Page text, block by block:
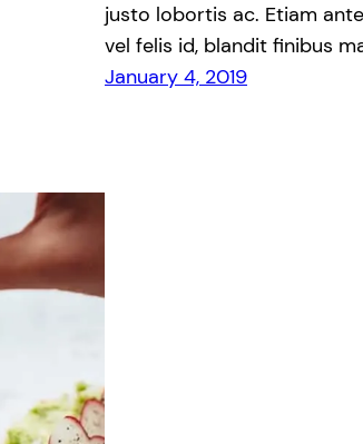
justo lobortis ac. Etiam
vel felis id, blandit finibus
January 4, 2019